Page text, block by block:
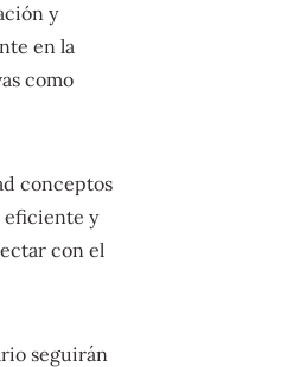
y
en la
como
conceptos
eficiente y
con el
seguirán